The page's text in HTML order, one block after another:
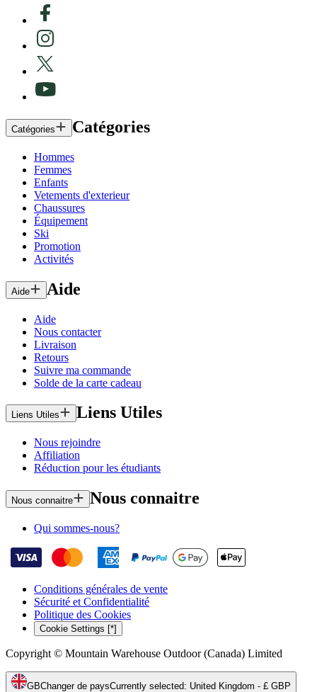
Catégories Catégories
Hommes
Femmes
Enfants
Vetements d'exterieur
Chaussures
Équipement
Ski
Promotion
Activités
Aide Aide
Aide
Nous contacter
Livraison
Retours
Suivre ma commande
Solde de la carte cadeau
Liens Utiles Liens Utiles
Nous rejoindre
Affiliation
Réduction pour les étudiants
Nous connaitre Nous connaitre
Qui sommes-nous?
Conditions générales de vente
Sécurité et Confidentialité
Politique des Cookies
Cookie Settings [*]
Copyright © Mountain Warehouse Outdoor (Canada) Limited
GBChanger de paysCurrently selected: United Kingdom - £ GBP